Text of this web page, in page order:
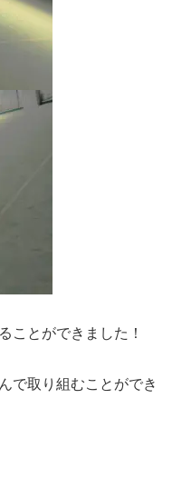
ことができました！
で取り組むことができ